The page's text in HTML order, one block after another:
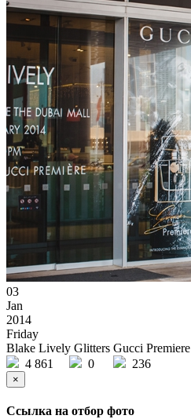
03
Jan
2014
Friday
Blake Lively Glitters Gucci Premiere
4 861
0 236
×
Ссылка на отбор фото